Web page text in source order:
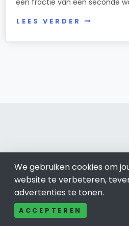
LEES VERDER
Heerlen 045
Bel ons: 085-04 10 177
Contact
Adverteren
Over ons
We gebruiken cookies om
website te verbeteren,
advertenties te tonen.
ACCEPTEREN